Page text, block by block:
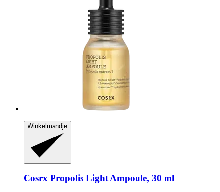
Winkelmandje
Cosrx Propolis Light Ampoule, 30 ml